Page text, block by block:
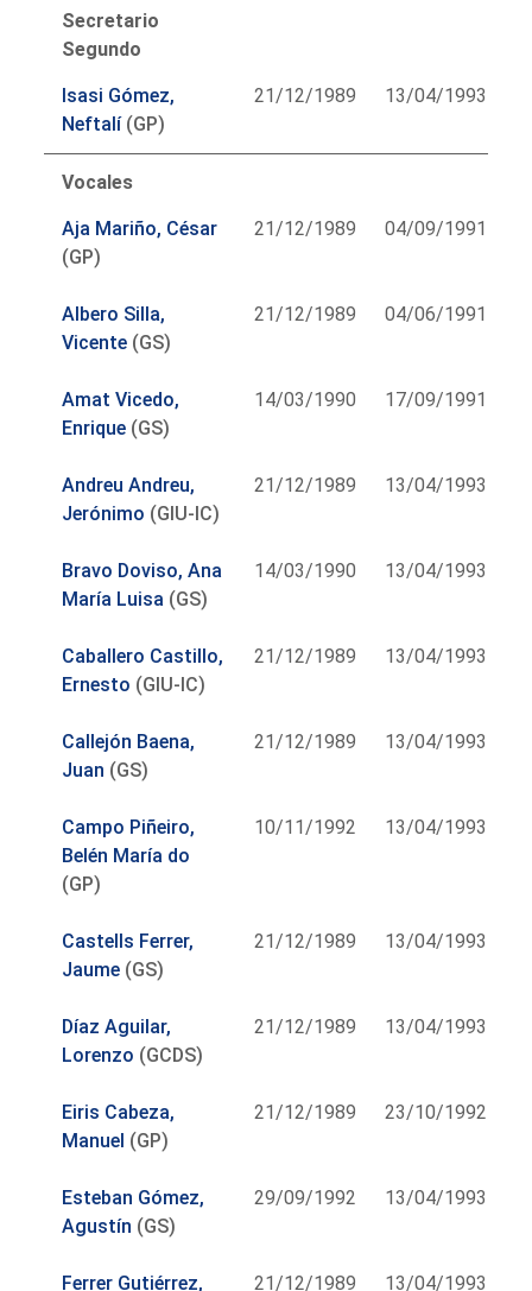
Secretario
Segundo
Isasi Gómez,
Neftalí(GP)
21/12/1989 13/04/1993
Vocales
Aja Mariño, César
(GP)
21/12/1989 04/09/1991
Albero Silla,
Vicente (GS)
21/12/1989 04/06/1991
Amat Vicedo,
Enrique (GS)
14/03/1990 17/09/1991
Andreu Andreu,
Jerónimo (GIU-IC)
21/12/1989 13/04/1993
Bravo Doviso, Ana
María Luisa (GS)
14/03/1990 13/04/1993
Caballero Castillo,
Ernesto (GIU-IC)
21/12/1989 13/04/1993
Callejón Baena,
Juan (GS)
21/12/1989 13/04/1993
Campo Piñeiro,
Belén María do
(GP)
10/11/1992 13/04/1993
Castells Ferrer,
Jaume (GS)
21/12/1989 13/04/1993
Díaz Aguilar,
Lorenzo (GCDS)
21/12/1989 13/04/1993
Eiris Cabeza,
Manuel (GP)
21/12/1989 23/10/1992
Esteban Gómez,
Agustín (GS)
29/09/1992 13/04/1993
Ferrer Gutiérrez, 21/12/1989 13/04/1993